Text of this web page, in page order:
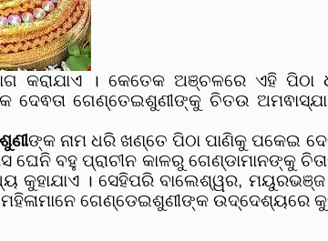
। କେତେକ ଅଞ୍ଚଳରେ ଏହି ପିଠା
ଗେଣ୍ତେଇଶୁଣୀଙ୍କୁ ଚିତଉ
ଙ୍କ ନାମ ଧରି ଖଣ୍ତେ ପିଠା ପାଣିକୁ ପକେଇ
ବହୁ ପ୍ରାଚୀନ କାଳରୁ ଗେଣ୍ଡାମାନଙ୍କୁ
କୁହାଯାଏ । ସେହିପରି ବାଲେଶ୍ୱର,
ଗେଣ୍ଡେଇଶୁଣୀଙ୍କ ଉଦ୍ଦେଶ୍ୟରେ